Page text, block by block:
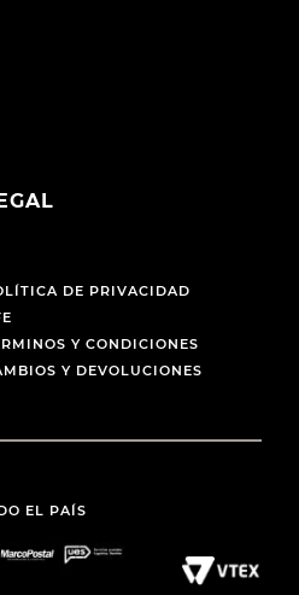
DE PRIVACIDAD
Y CONDICIONES
Y DEVOLUCIONES
EL PAÍS